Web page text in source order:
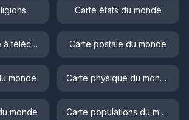
Carte états du monde
Carte du monde à télécharger Carte postale du monde
monde Carte physique du monde
monde Carte populations du monde